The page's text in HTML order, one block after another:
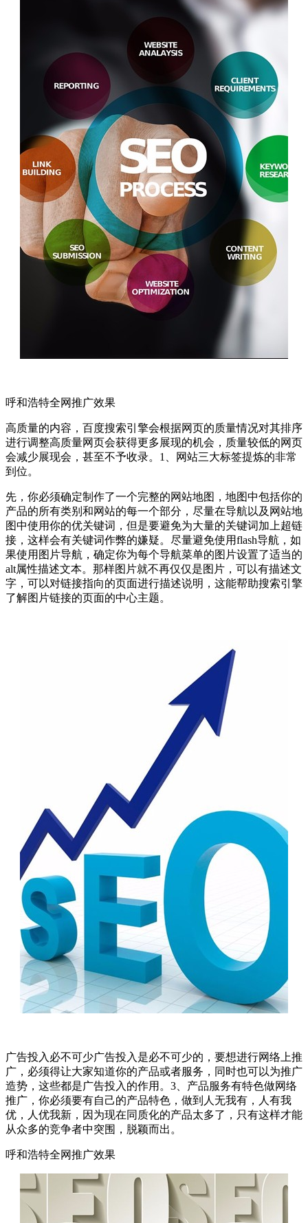
呼和浩特全网推广效果
高质量的内容，百度搜索引擎会根据网页的质量情况对其排序
进行调整高质量网页会获得更多展现的机会，质量较低的网页
会减少展现会，甚至不予收录。1、网站三大标签提炼的非常
到位。
先，你必须确定制作了一个完整的网站地图，地图中包括你的
产品的所有类别和网站的每一个部分，尽量在导航以及网站地
图中使用你的优关键词，但是要避免为大量的关键词加上超链
接，这样会有关键词作弊的嫌疑。尽量避免使用flash导航，如
果使用图片导航，确定你为每个导航菜单的图片设置了适当的
alt属性描述文本。那样图片就不再仅仅是图片，可以有描述文
字，可以对链接指向的页面进行描述说明，这能帮助搜索引擎
了解图片链接的页面的中心主题。
广告投入必不可少广告投入是必不可少的，要想进行网络上推
广，必须得让大家知道你的产品或者服务，同时也可以为推广
造势，这些都是广告投入的作用。3、产品服务有特色做网络
推广，你必须要有自己的产品特色，做到人无我有，人有我
优，人优我新，因为现在同质化的产品太多了，只有这样才能
从众多的竞争者中突围，脱颖而出。
呼和浩特全网推广效果